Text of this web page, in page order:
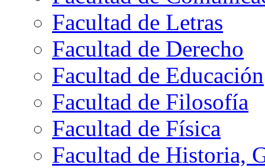
Facultad de Letras
Facultad de Derecho
Facultad de Educación
Facultad de Filosofía
Facultad de Física
Facultad de Historia,